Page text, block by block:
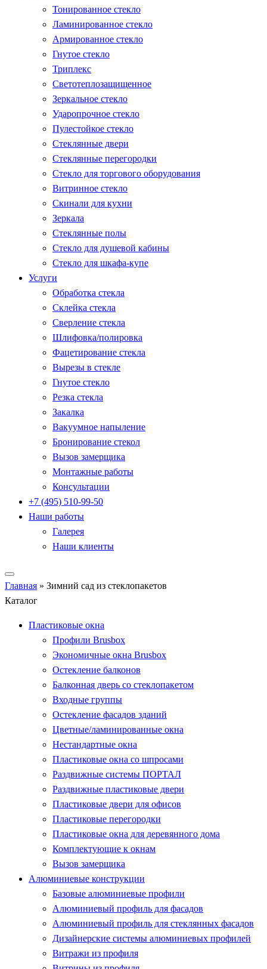
Тонированное стекло
Ламинированное стекло
Армированное стекло
Гнутое стекло
Триплекс
Светотеплозащищенное
Зеркальное стекло
Ударопрочное стекло
Пулестойкое стекло
Стеклянные двери
Стеклянные перегородки
Стекло для торгового оборудования
Витринное стекло
Скинали для кухни
Зеркала
Стеклянные полы
Стекло для душевой кабины
Стекло для шкафа-купе
Услуги
Обработка стекла
Склейка стекла
Сверление стекла
Шлифовка/полировка
Фацетирование стекла
Вырезы в стекле
Гнутое стекло
Резка стекла
Закалка
Вакуумное напыление
Бронирование стекол
Вызов замерщика
Монтажные работы
Консультации
+7 (495) 510-99-50
Наши работы
Галерея
Наши клиенты
Главная » Зимний сад из стеклопакетов
Каталог
Пластиковые окна
Профили Brusbox
Экономичные окна Brusbox
Остекление балконов
Балконная дверь со стеклопакетом
Входные группы
Остекление фасадов зданий
Цветные/ламинированные окна
Нестандартные окна
Пластиковые окна со шпросами
Раздвижные системы ПОРТАЛ
Раздвижные пластиковые двери
Пластиковые двери для офисов
Пластиковые перегородки
Пластиковые окна для деревянного дома
Комплектующие к окнам
Вызов замерщика
Алюминиевые конструкции
Базовые алюминиевые профили
Алюминиевый профиль для фасадов
Алюминиевый профиль для стеклянных фасадов
Дизайнерские системы алюминиевых профилей
Витражи из профиля